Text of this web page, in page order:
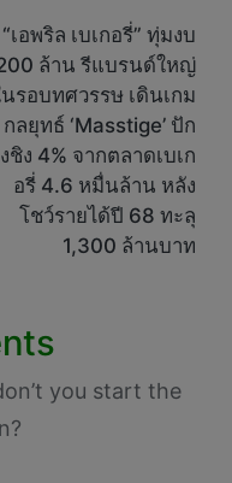
“เอพริล เบเกอรี่” ทุ่มงบ
ล้าน รีแบรนด์ใหญ่
รอบทศวรรษ เดินเกม
กลยุทธ์ ‘Masstige’ ปัก
ชิง 4% จากตลาดเบเก
อรี่ 4.6 หมื่นล้าน หลัง
โชว์รายได้ปี 68 ทะลุ
1,300 ล้านบาท
you start the